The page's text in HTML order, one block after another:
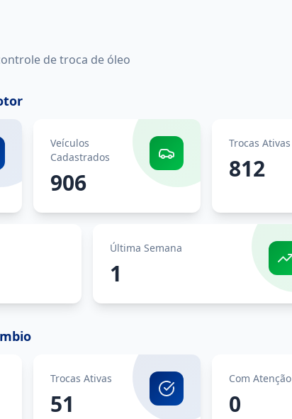
de troca de óleo
Veículos
Cadastrados
906
Trocas Ativas
812
Última Semana
1
Trocas Ativas
51
Com Atenção
0